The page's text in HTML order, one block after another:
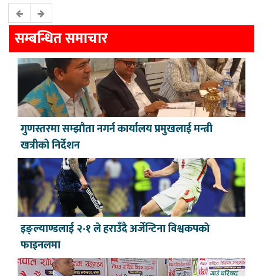
सम्बन्धित समाचार
गुणस्तरमा सम्झौता नगर्न कार्यालय प्रमुखलाई मन्त्री
खत्रीको निर्देशन
इङ्ल्याण्डलाई २-१ ले हराउँदै अर्जेन्टिना विश्वकपकाे
फाइनलमा